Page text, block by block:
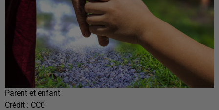
Parent et enfant
Crédit : CC0